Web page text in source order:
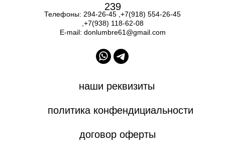
договор оферты
политика конфендициальности
наши реквизиты
239
Телефоны: 294-26-45 +7(918) 554-26-45
+7(938) 118-62-08
E-mail: donlumbre61@gmail.com